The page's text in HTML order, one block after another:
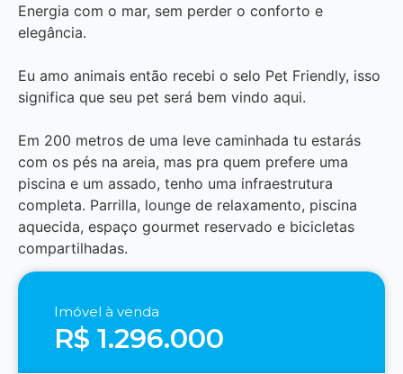
Energia com o mar, sem perder o conforto e
elegância.
Eu amo animais então recebi o selo Pet Friendly, isso
significa que seu pet será bem vindo aqui.
Em 200 metros de uma leve caminhada tu estarás
com os pés na areia, mas pra quem prefere uma
piscina e um assado, tenho uma infraestrutura
completa. Parrilla, lounge de relaxamento, piscina
aquecida, espaço gourmet reservado e bicicletas
compartilhadas.
Imóvel à venda
R$ 1.296.000